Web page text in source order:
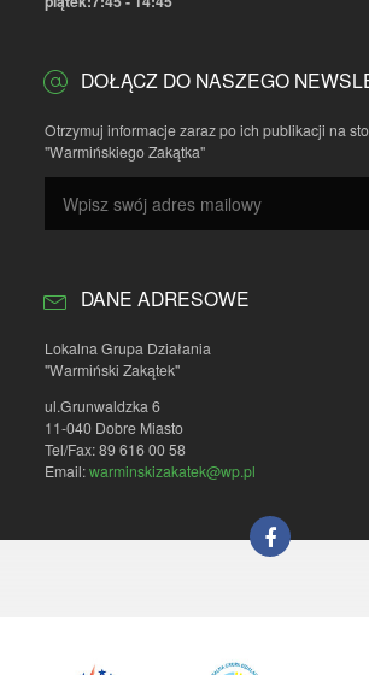
"Warmińskiego Zakątka"
"Warmiński Zakątek"
ul.Grunwaldzka 6
11-040 Dobre Miasto
Tel/Fax: 89 616 00 58
Email:warminskizakatek@wp.pl